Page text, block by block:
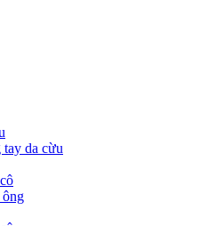
da cừu